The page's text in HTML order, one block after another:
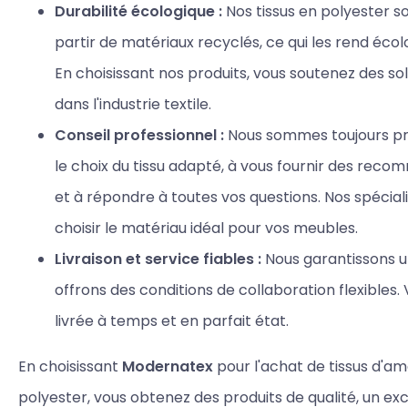
Durabilité écologique : Nos tissus en polyester
partir de matériaux recyclés, ce qui les rend
En choisissant nos produits, vous soutenez des
dans l'industrie textile.
Conseil professionnel : Nous sommes toujours
le choix du tissu adapté, à vous fournir des
et à répondre à toutes vos questions. Nos
choisir le matériau idéal pour vos meubles.
Livraison et service fiables : Nous garantissons
offrons des conditions de collaboration
livrée à temps et en parfait état.
En choisissant Modernatex pour l'achat de tissus
polyester, vous obtenez des produits de qualité, un